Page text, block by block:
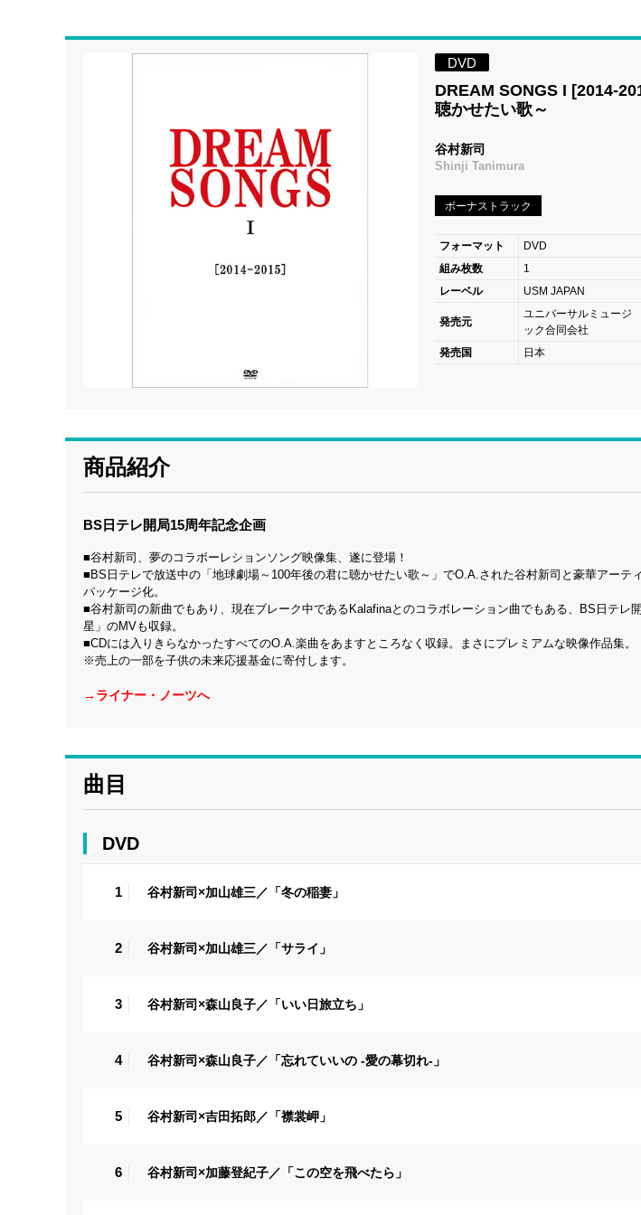
DVD
DREAM SONGS I [2014-
聴かせたい歌～
谷村新司
Shinji Tanimura
ボーナストラック
フォーマット
DVD
組み枚数
1
レーベル
USM JAPAN
発売元
ユニバーサルミュージ
ック合同会社
発売国
日本
商品紹介
BS日テレ開局15周年記念企画
■谷村新司、夢のコラボーレションソング映像集、遂に登場！
■BS日テレで放送中の「地球劇場～100年後の君に聴かせたい歌～」でO.A.された谷村新司と豪華アーテ
パッケージ化。
■谷村新司の新曲でもあり、現在ブレーク中であるKalafinaとのコラボレーション曲でもある、BS日テレ
星」のMVも収録。
■CDには入りきらなかったすべてのO.A.楽曲をあますところなく収録。まさにプレミアムな映像作品集。
※売上の一部を子供の未来応援基金に寄付します。
→ライナー・ノーツへ
曲目
DVD
1 谷村新司×加山雄三／「冬の稲妻」
2 谷村新司×加山雄三／「サライ」
3 谷村新司×森山良子／「いい日旅立ち」
4 谷村新司×森山良子／「忘れていいの -愛の幕切れ-」
5 谷村新司×吉田拓郎／「襟裳岬」
6 谷村新司×加藤登紀子／「この空を飛べたら」